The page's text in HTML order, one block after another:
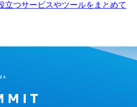
立つサービスやツールをまとめて